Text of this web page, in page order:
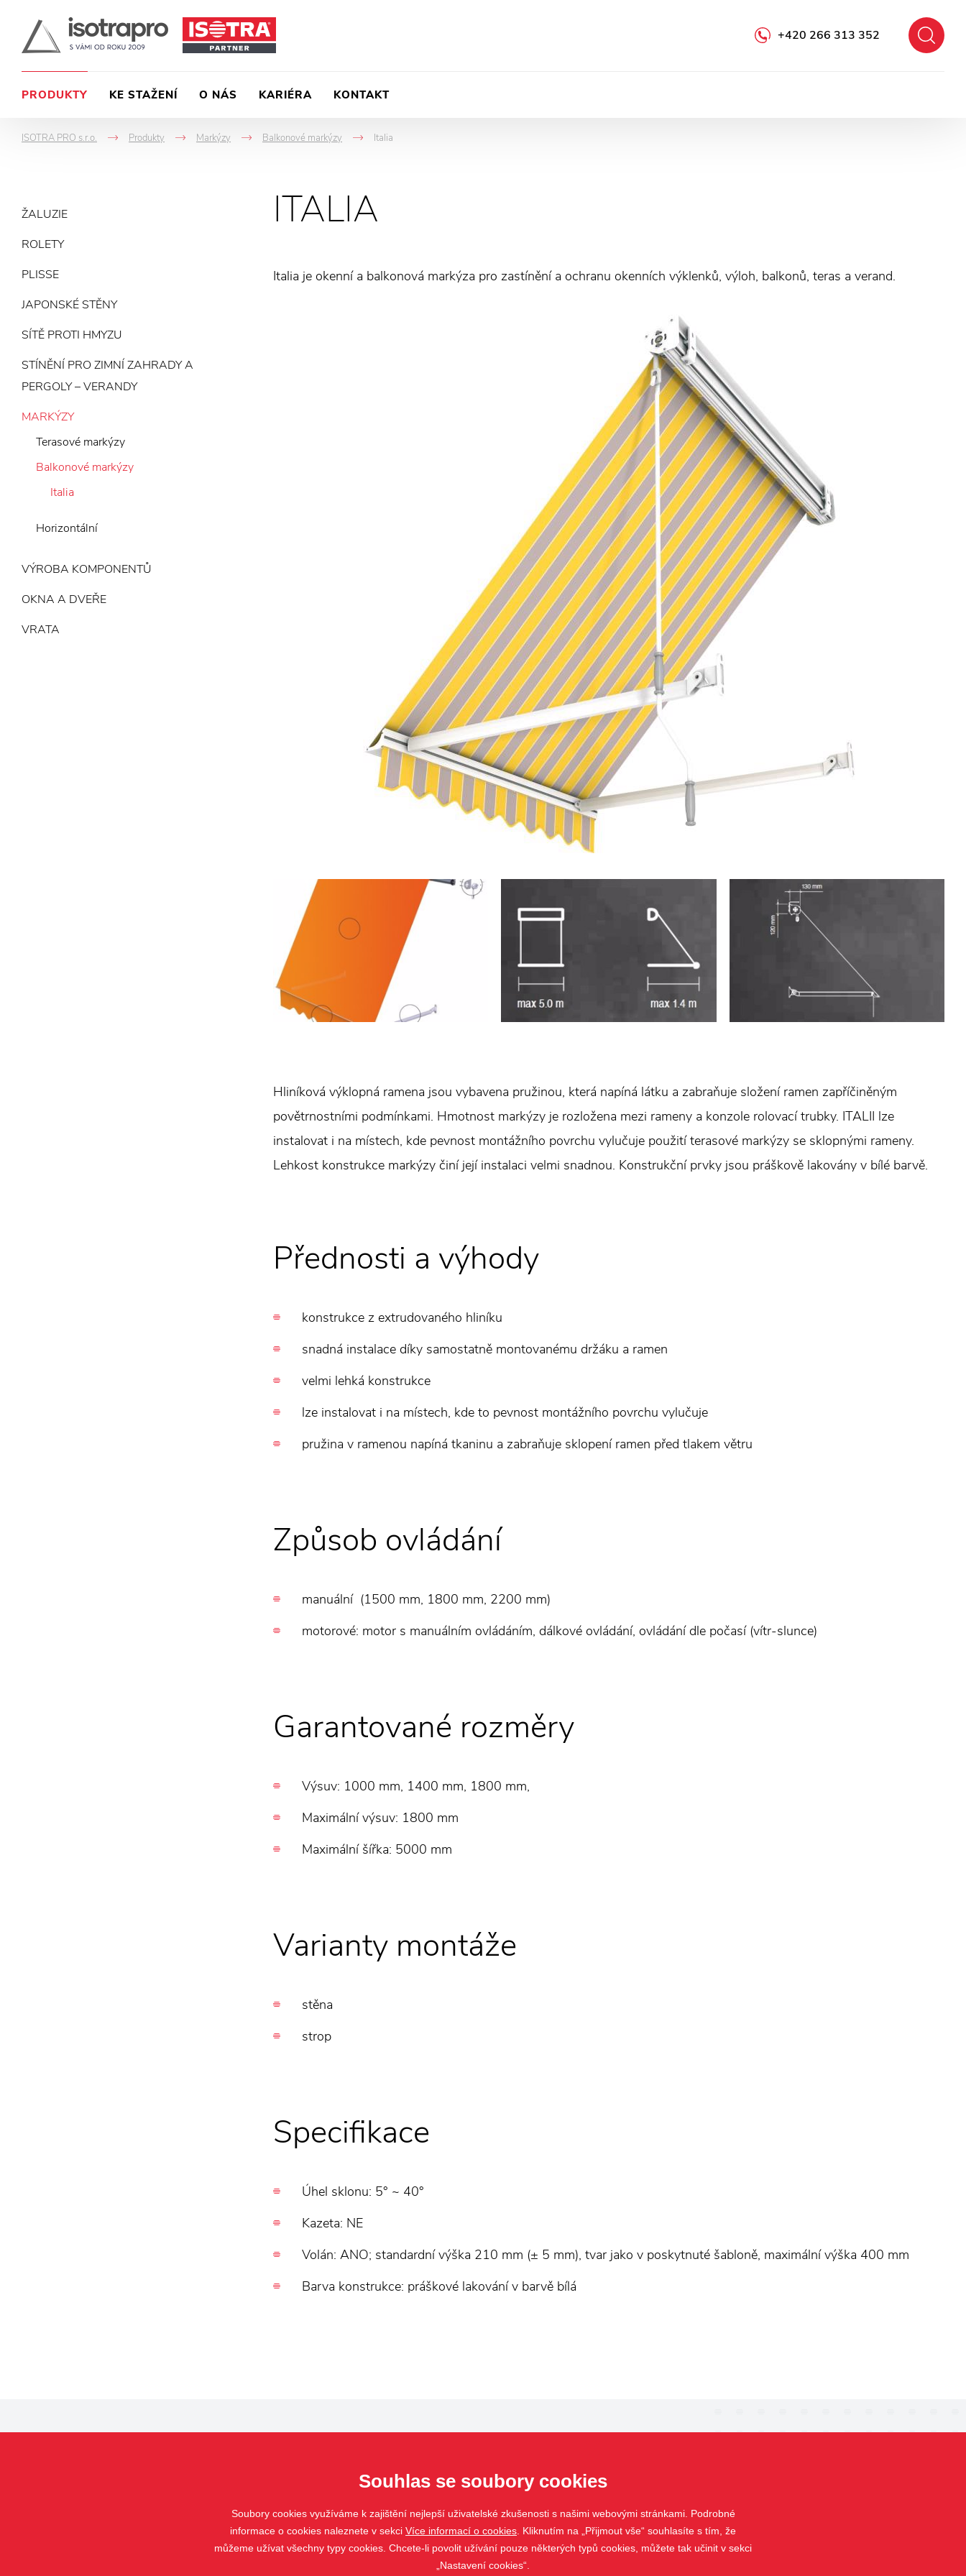
+420 266 313 352
PRODUKTY KE STAŽENÍ O NÁS KARIÉRA KONTAKT
ISOTRA PRO s.r.o.
->
Produkty
->
Markýzy
->
Balkonové markýzy Italia
ŽALUZIE
ROLETY
PLISSE
JAPONSKÉ STĚNY
SÍTĚ PROTI HMYZU
STÍNĚNÍ PRO ZIMNÍ ZAHRADY A
PERGOLY – VERANDY
MARKÝZY
Terasové markýzy
Balkonové markýzy
Italia
Horizontální
VÝROBA KOMPONENTŮ
OKNA A DVEŘE
VRATA
ITALIA
Italia je okenní a balkonová markýza pro zastínění a ochranu okenních výklenků, výloh, balkonů, teras a verand.
Hliníková výklopná ramena jsou vybavena pružinou, která napíná látku a zabraňuje složení ramen zapříčiněným
povětrnostními podmínkami. Hmotnost markýzy je rozložena mezi rameny a konzole rolovací trubky. ITALII lze
instalovat i na místech, kde pevnost montážního povrchu vylučuje použití terasové markýzy se sklopnými rameny.
Lehkost konstrukce markýzy činí její instalaci velmi snadnou. Konstrukční prvky jsou práškově lakovány v bílé barvě.
Přednosti a výhody
konstrukce z extrudovaného hliníku
snadná instalace díky samostatně montovanému držáku a ramen
velmi lehká konstrukce
lze instalovat i na místech, kde to pevnost montážního povrchu vylučuje
pružina v ramenou napíná tkaninu a zabraňuje sklopení ramen před tlakem větru
Způsob ovládání
manuální (1500 mm, 1800 mm, 2200 mm)
motorové: motor s manuálním ovládáním, dálkové ovládání, ovládání dle počasí (vítr-slunce)
Garantované rozměry
Výsuv: 1000 mm, 1400 mm, 1800 mm,
Maximální výsuv: 1800 mm
Maximální šířka: 5000 mm
Varianty montáže
stěna
strop
Specifikace
Úhel sklonu: 5° ~ 40°
Kazeta: NE
Volán: ANO; standardní výška 210 mm (± 5 mm), tvar jako v poskytnuté šabloně, maximální výška 400 mm
Barva konstrukce: práškové lakování v barvě bílá
Markýzy
Screeny Ostatní
info@isotrapro.cz
Pod Harfou 933/66, 190 00 Praha 9
Souhlas se soubory cookies
Soubory cookies využíváme k zajištění nejlepší uživatelské zkušenosti s našimi webovými stránkami. Podrobné
informace o cookies naleznete v sekci Více informací o cookies . Kliknutím na „Přijmout vše“ souhlasíte s tím, že
můžeme užívat všechny typy cookies. Chcete-li povolit užívání pouze některých typů cookies, můžete tak učinit v sekci
„Nastavení cookies“.